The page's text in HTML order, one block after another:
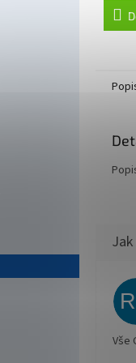
Vše